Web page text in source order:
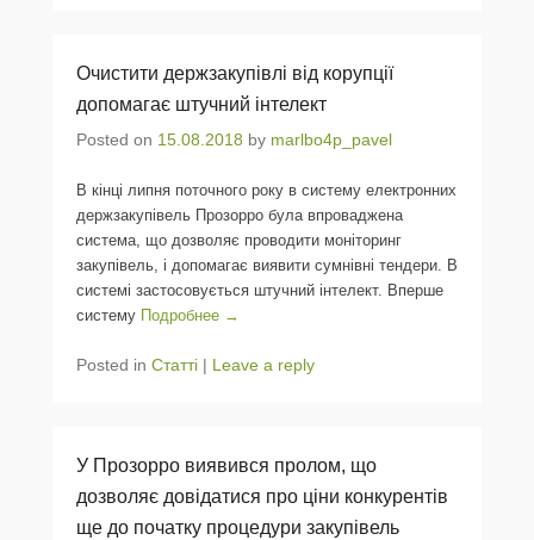
Очистити держзакупівлі від корупції
допомагає штучний інтелект
Posted on 15.08.2018 by marlbo4p_pavel
В кінці липня поточного року в систему електронних
держзакупівель Прозорро була впроваджена
система, що дозволяє проводити моніторинг
закупівель, і допомагає виявити сумнівні тендери. В
системі застосовується штучний інтелект. Вперше
систему Подробнее →
Posted in Статті | Leave a reply
У Прозорро виявився пролом, що
дозволяє довідатися про ціни конкурентів
ще до початку процедури закупівель